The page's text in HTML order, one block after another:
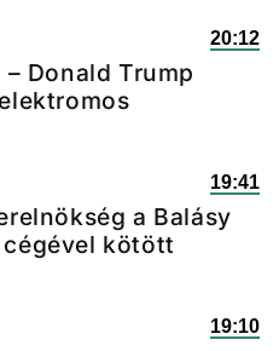
20:12
Donald Trump
19:41
a Balásy
kötött
19:10